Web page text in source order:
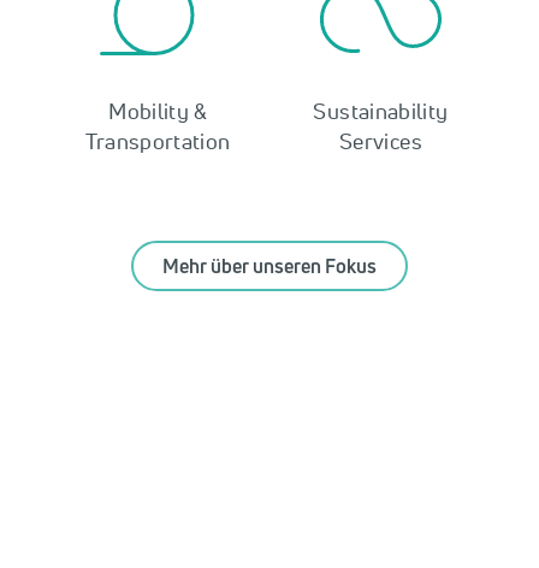
Mobility &
Transportation
Sustainability
Services
Mehr über unseren Fokus